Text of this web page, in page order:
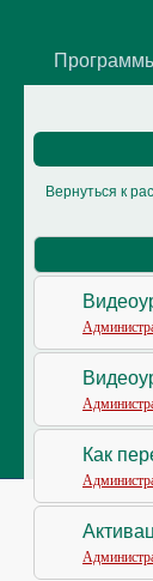
Вернуться к
Как